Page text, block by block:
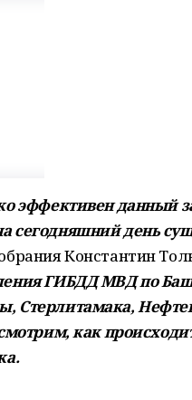
эффективен данный
сегодняшний день
Константин
ГИБДД МВД по
Стерлитамака,
как